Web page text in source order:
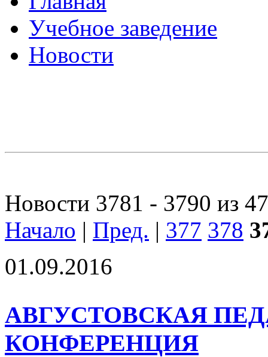
Учебное заведение
Новости
Новости 3781 - 3790 из
Начало | Пред. | 377 378
01.09.2016
АВГУСТОВСКАЯ
КОНФЕРЕНЦИЯ